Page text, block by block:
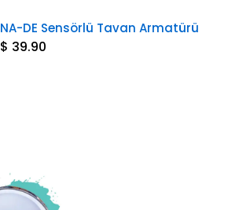
NA-DE Sensörlü Tavan Armatürü
$ 39.90